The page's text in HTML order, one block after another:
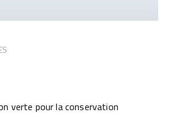
verte pour la conservation